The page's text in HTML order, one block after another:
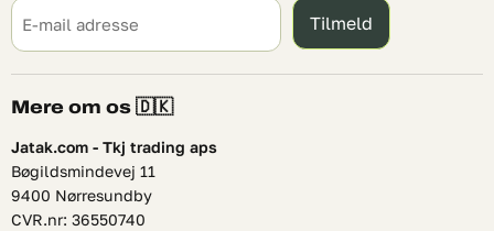
E-mail adresse Tilmeld
Mere om os 🇩🇰
Jatak.com - Tkj trading aps
Bøgildsmindevej 11
9400 Nørresundby
CVR.nr: 36550740